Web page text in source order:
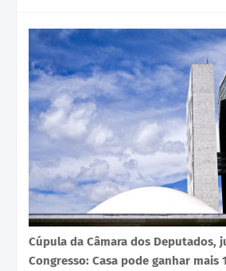
Cúpula da Câmara dos Deputados,
Congresso: Casa pode ganhar mais